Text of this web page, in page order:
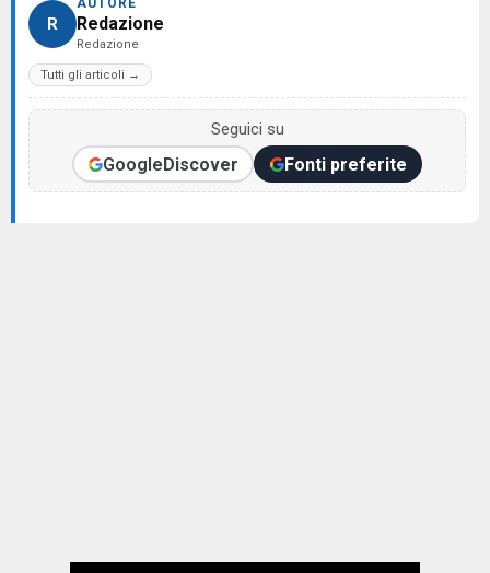
R
AUTORE
Redazione
Redazione
Tutti gli articoli →
Seguici su
GoogleDiscover Fonti preferite